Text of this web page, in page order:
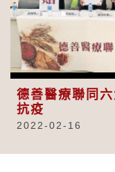
德善醫療聯同
抗疫
2022-02-16